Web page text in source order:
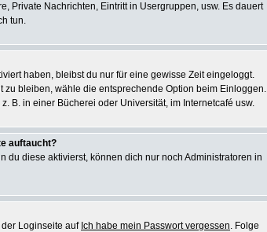
Private Nachrichten, Eintritt in Usergruppen, usw. Es dauert
tun.
haben, bleibst du nur für eine gewisse Zeit eingeloggt.
bleiben, wähle die entsprechende Option beim Einloggen.
B. in einer Bücherei oder Universität, im Internetcafé usw.
auftaucht?
du diese aktivierst, können dich nur noch Administratoren in
Loginseite auf Ich habe mein Passwort vergessen. Folge